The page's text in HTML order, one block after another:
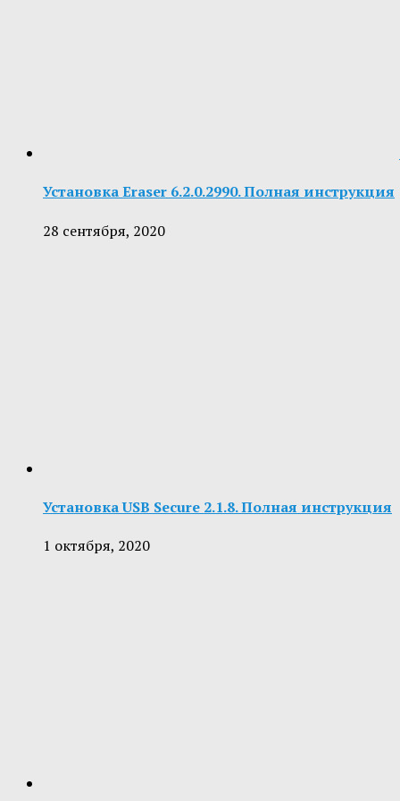
Установка Eraser 6.2.0.2990. Полная инструкция
28 сентября, 2020
Установка USB Secure 2.1.8. Полная инструкция
1 октября, 2020